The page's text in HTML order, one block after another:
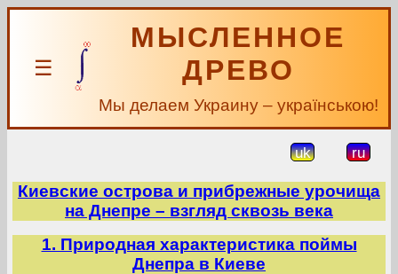
☰
МЫСЛЕННОЕ
ДРЕВО
Мы делаем Украину – українською!
uk ru
Киевские острова и прибрежные урочища
на Днепре – взгляд сквозь века
1. Природная характеристика поймы
Днепра в Киеве